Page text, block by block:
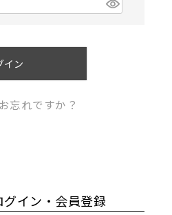
イン
忘れですか？
イン・会員登録